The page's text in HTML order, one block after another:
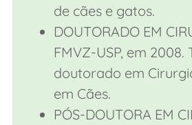
de cães e gatos.
DOUTORADO EM
FMVZ-USP, em 2008.
doutorado em
em Cães.
PÓS-DOUTORA EM